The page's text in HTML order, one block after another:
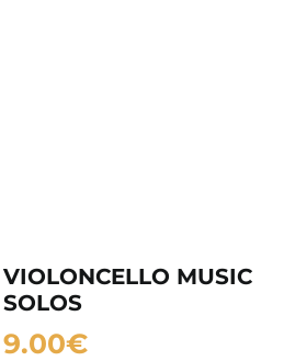
VIOLONCELLO MUSIC
SOLOS
9.00€